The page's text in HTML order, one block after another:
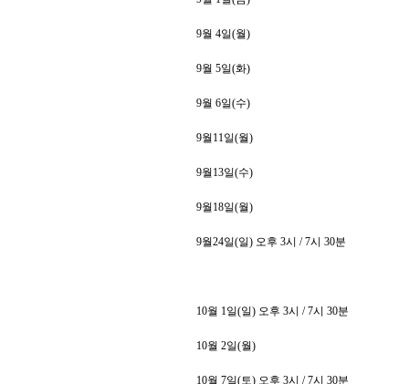
9월 4일(월)
9월 5일(화)
9월 6일(수)
9월 11일(월)
9월 13일(수)
9월 18일(월)
9월24일(일) 오후 3시 / 7시 30분
10월 1일(일) 오후 3시 / 7시 30분
10월 2일(월)
10월 7일(토) 오후 3시 / 7시 30분